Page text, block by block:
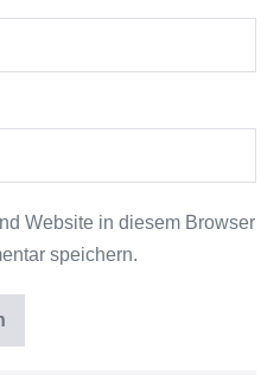
Website in diesem Browser
speichern.